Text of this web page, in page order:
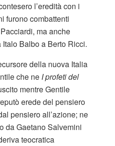
l’eredità con i
furono combattenti
ma anche
Balbo a Berto Ricci.
della nuova Italia
che ne I profeti del
mentre Gentile
erede del pensiero
pensiero all’azione; ne
da Gaetano Salvemini
teocratica